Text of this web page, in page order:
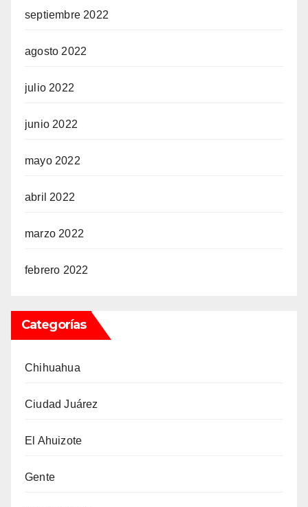
septiembre 2022
agosto 2022
julio 2022
junio 2022
mayo 2022
abril 2022
marzo 2022
febrero 2022
Categorías
Chihuahua
Ciudad Juárez
El Ahuizote
Gente